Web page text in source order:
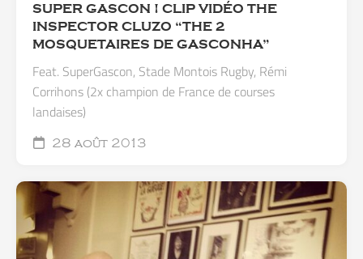
SUPER GASCON ! CLIP VIDÉO THE
INSPECTOR CLUZO “THE 2
MOSQUETAIRES DE GASCONHA”
Feat. SuperGascon, Stade Montois Rugby, Rémi
Corrihons (2x champion de France de courses
landaises)
28 août 2013